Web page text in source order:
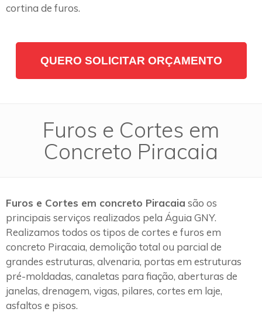
cortina de furos.
QUERO SOLICITAR ORÇAMENTO
Furos e Cortes em
Concreto Piracaia
Furos e Cortes em concreto Piracaia são os
principais serviços realizados pela Águia GNY.
Realizamos todos os tipos de cortes e furos em
concreto Piracaia, demolição total ou parcial de
grandes estruturas, alvenaria, portas em estruturas
pré-moldadas, canaletas para fiação, aberturas de
janelas, drenagem, vigas, pilares, cortes em laje,
asfaltos e pisos.